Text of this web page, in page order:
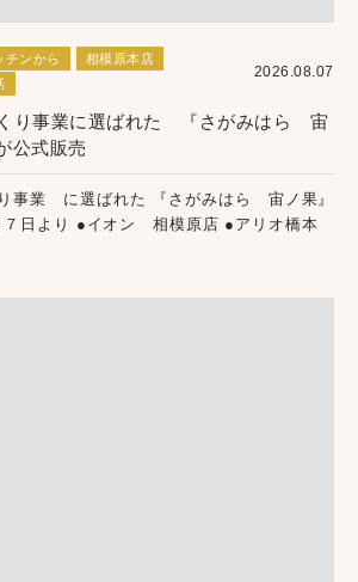
チンから
相模原本店
2026.08.07
り事業に選ばれた 『さがみはら 宙
公式販売
事業 に選ばれた 『さがみはら 宙ノ果』
７日より ●イオン 相模原店 ●アリオ橋本